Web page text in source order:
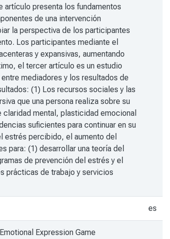
artículo presenta los fundamentos
de una intervención
la perspectiva de los participantes
Los participantes mediante el
y expansivas, aumentando
el tercer artículo es un estudio
mediadores y los resultados de
(1) Los recursos sociales y las
que una persona realiza sobre su
mental, plasticidad emocional
suficientes para continuar en su
estrés percibido, el aumento del
para: (1) desarrollar una teoría del
de prevención del estrés y el
prácticas de trabajo y servicios
es
Expression Game